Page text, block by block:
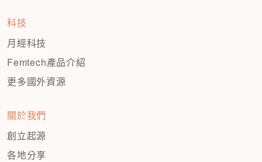
科技
月經科技
Femtech產品介紹
更多國外資源
關於我們
創立起源
各地分享